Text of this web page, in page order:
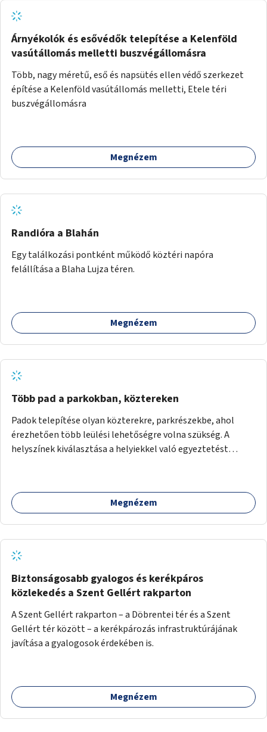
Árnyékolók és esővédők telepítése a Kelenföld
vasútállomás melletti buszvégállomásra
Több, nagy méretű, eső és napsütés ellen védő szerkezet
építése a Kelenföld vasútállomás melletti, Etele téri
buszvégállomásra
Megnézem
Randióra a Blahán
Egy találkozási pontként működő köztéri napóra
felállítása a Blaha Lujza téren.
Megnézem
Több pad a parkokban, köztereken
Padok telepítése olyan közterekre, parkrészekbe, ahol
érezhetően több leülési lehetőségre volna szükség. A
helyszínek kiválasztása a helyiekkel való egyeztetést
Megnézem
Biztonságosabb gyalogos és kerékpáros
közlekedés a Szent Gellért rakparton
A Szent Gellért rakparton – a Döbrentei tér és a Szent
Gellért tér között – a kerékpározás infrastruktúrájának
javítása a gyalogosok érdekében is.
Megnézem